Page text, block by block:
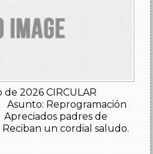
Fechas de aplicación del
Pre Saber y
semestre de 2019.
http://www.icfes.gov.co/